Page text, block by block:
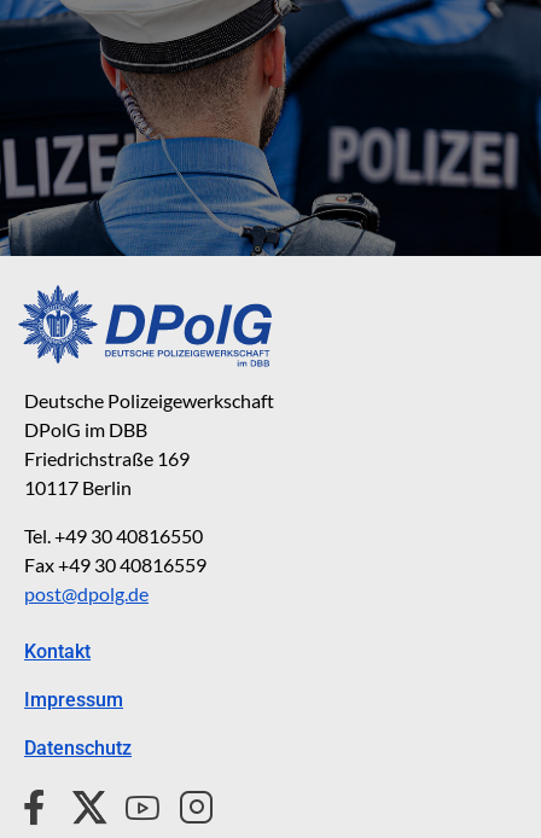
Deutsche Polizeigewerkschaft
DPolG im DBB
Friedrichstraße 169
10117 Berlin
Tel. +49 30 40816550
Fax +49 30 40816559
post@dpolg.de
Kontakt
Impressum
Datenschutz